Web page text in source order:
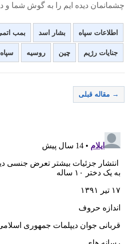
چشمانمان دیده ایم را به گوش شما و
اطلاعات سپاه بشار اسد بمب
جنایات رژیم چین روسیه
→ مقاله قبلی